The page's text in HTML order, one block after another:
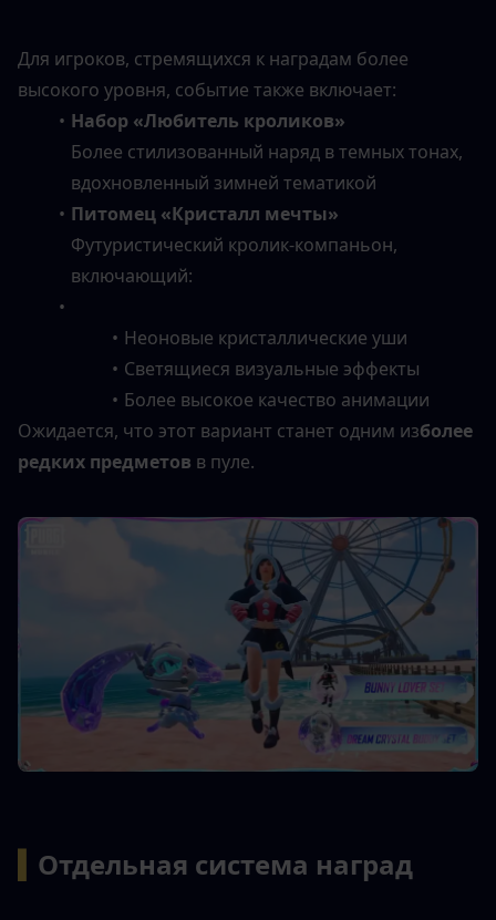
Для игроков, стремящихся к наградам более
высокого уровня, событие также включает:
Набор «Любитель кроликов»
Более стилизованный наряд в темных тонах,
вдохновленный зимней тематикой
Питомец «Кристалл мечты»
Футуристический кролик-компаньон,
включающий:
Неоновые кристаллические уши
Светящиеся визуальные эффекты
Более высокое качество анимации
Ожидается, что этот вариант станет одним изболее
редких предметов в пуле.
Отдельная система наград